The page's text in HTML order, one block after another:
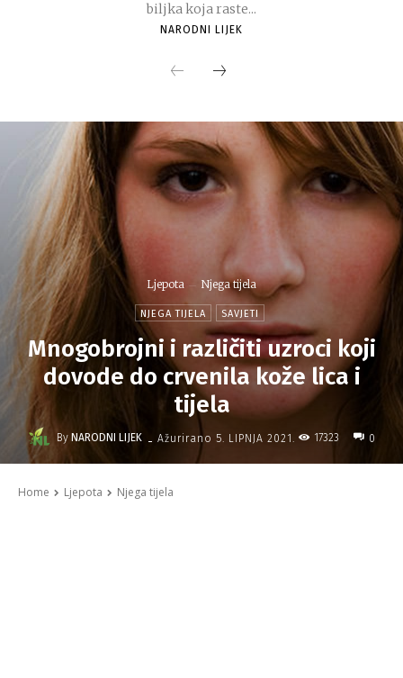
biljka koja raste...
NARODNI LIJEK